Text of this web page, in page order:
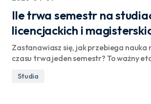
Ile trwa semestr na
licencjackich i
Zastanawiasz się, jak przebiega nauka
czasu trwa jeden semestr? To ważny
Studia